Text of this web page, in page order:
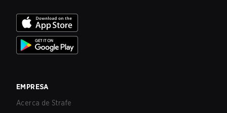
EMPRESA
Acerca de Strafe